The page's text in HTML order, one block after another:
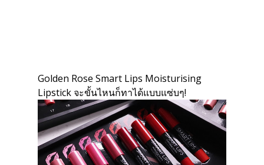
Golden Rose Smart Lips Moisturising
Lipstick จะขั้นไหนก็ทาได้แบบแซ่บๆ!